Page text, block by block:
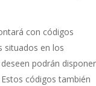
con códigos
situados en los
podrán disponer
códigos también